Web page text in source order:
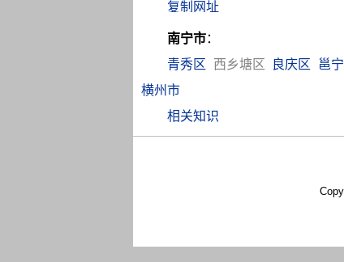
南宁市：
青秀区
西乡塘区 良庆区 邕
横州市
相关知识